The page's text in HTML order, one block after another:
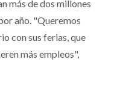
más de dos millones
año. "Queremos
con sus ferias, que
más empleos",